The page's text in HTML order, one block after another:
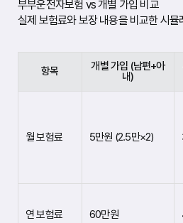
부부운전자보험 vs 개별 가입 비교
실제 보험료와 보장 내용을 비교한 시뮬
항목
개별 가입 (남편+아
내)
월 보험료 5만원 (2.5만×2)
연 보험료 60만원